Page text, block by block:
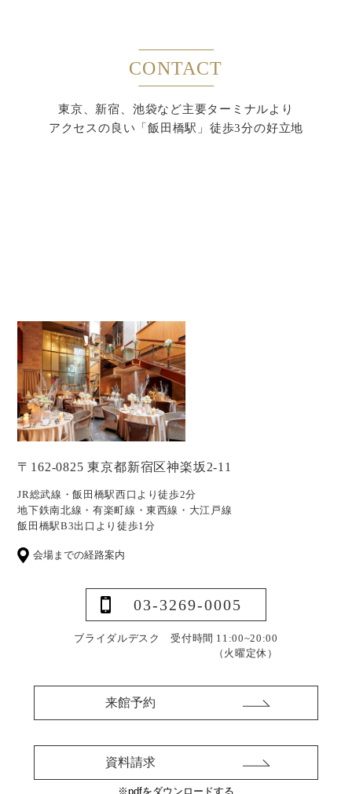
CONTACT
東京、新宿、池袋など主要ターミナルより
アクセスの良い「飯田橋駅」徒歩3分の好立地
〒162-0825 東京都新宿区神楽坂2-11
JR総武線・飯田橋駅西口より徒歩2分
地下鉄南北線・有楽町線・東西線・大江戸線
飯田橋駅B3出口より徒歩1分
会場までの経路案内
03-3269-0005
ブライダルデスク 受付時間 11:00~20:00
（火曜定休）
来館予約
資料請求
※pdfをダウンロードする